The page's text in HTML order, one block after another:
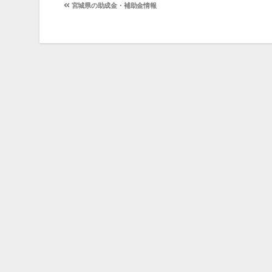
投
ナ
宮城県の助成金・補助金情報